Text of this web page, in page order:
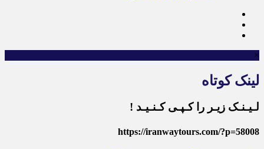
×
لینک کوتاه
لـیـنـک زیـر را کـپـی کـنـیـد !
https://iranwaytours.com/?p=58008